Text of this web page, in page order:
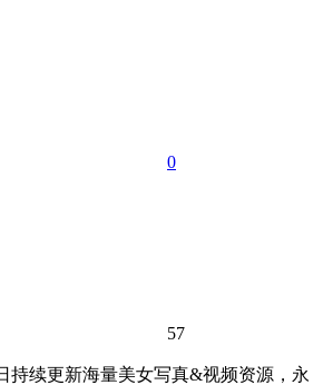
0
57
持续更新海量美女写真&视频资源，永